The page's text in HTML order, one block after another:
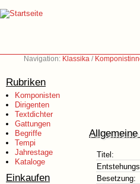
Navigation: Klassika /
Rubriken
Komponisten
Dirigenten
Textdichter
Gattungen
Begriffe
Tempi
Jahrestage
Kataloge
Einkaufen
Titel:
Besetzung: